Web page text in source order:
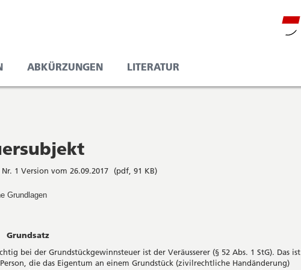
ABKÜRZUNGEN LITERATUR
Nr. 1 Version vom 26.09.2017 (pdf, 91 KB)
Grundlagen
bei der Grundstückgewinnsteuer ist der Veräusserer (§ 52 Abs. 1 StG). Das ist
die das Eigentum an einem Grundstück (zivilrechtliche Handänderung)